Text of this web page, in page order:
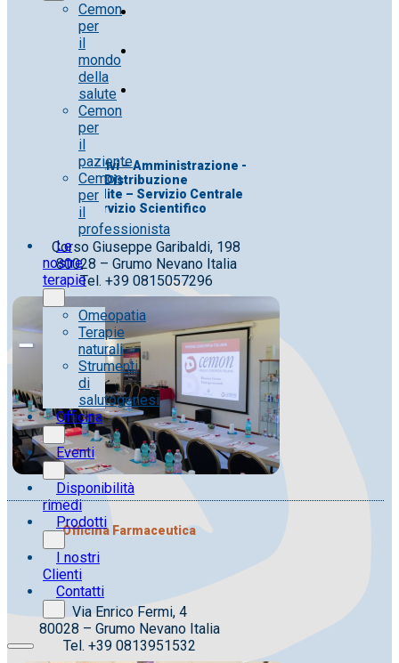
Cemon
per
il
mondo
della
salute
Cemon
per
il
paziente
Cemon
per
il
professionista
Le
nostre
terapie
Omeopatia
Terapie
naturali
Strumenti
di
salutogenesi
Officina
Eventi
Disponibilità
rimedi
Prodotti
I nostri
Clienti
Contatti
Uff. Direttivi – Amministrazione -
Distribuzione
Uff. Vendite – Servizio Centrale
Servizio Scientifico
Corso Giuseppe Garibaldi, 198
80028 – Grumo Nevano Italia
Tel. +39 0815057296
Officina Farmaceutica
Via Enrico Fermi, 4
80028 – Grumo Nevano Italia
Tel. +39 0813951532